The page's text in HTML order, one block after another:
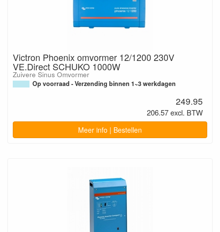
Victron Phoenix omvormer 12/1200 230V
VE.Direct SCHUKO 1000W
Zuivere Sinus Omvormer
Op voorraad - Verzending binnen 1~3 werkdagen
249.95
206.57 excl. BTW
Meer info | Bestellen